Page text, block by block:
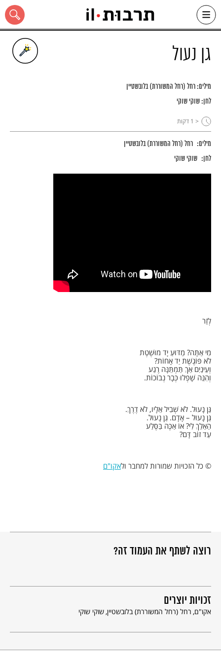
Skip
content
כל האתר
גן נעול
מילים:רחל (רחל המשוררת) בלובשטיין
לחן:שוקי שוקי
< 1 דקות
מילים: רחל (רחל המשוררת) בלובשטיין
לחן: שוקי שוקי
לְזֵר
מִי אַתָּה? מַדּוּעַ יָד מוּשֶׁטֶת
לֹא פּוֹגֶשֶׁת יַד אָחוֹת?
וְעֵינַיִם אַךְ תַּמְתֵּנָּה רֶגַע
וְהִנֵּה שָׁפְלוּ כְּבָר נְבוֹכוֹת.
גַּן נָעוּל. לֹא שְׁבִיל אֵלָיו, לֹא דֶרֶךְ.
גַּן נָעוּל – אָדָם. גַּן נָעוּל.
הַאֵלֵךְ לִי? אוֹ אַכֶּה בַּסֶּלַע
עַד זוֹב דָּם?
© כל הזכויות שמורות למחבר ולאקו"ם
רוצה לשתף את העמוד זה?
זכויות יוצרים
אקו"ם רחל (רחל המשוררת) בלובשטיין שוקי שוקי